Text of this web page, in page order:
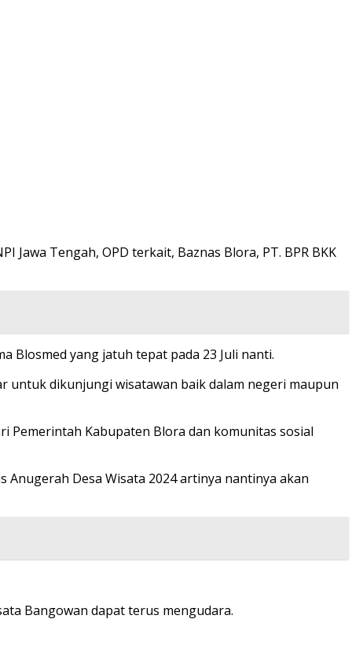
Jawa Tengah, OPD terkait, Baznas Blora, PT. BPR BKK
Blosmed yang jatuh tepat pada 23 Juli nanti.
untuk dikunjungi wisatawan baik dalam negeri maupun
Pemerintah Kabupaten Blora dan komunitas sosial
Anugerah Desa Wisata 2024 artinya nantinya akan
Bangowan dapat terus mengudara.